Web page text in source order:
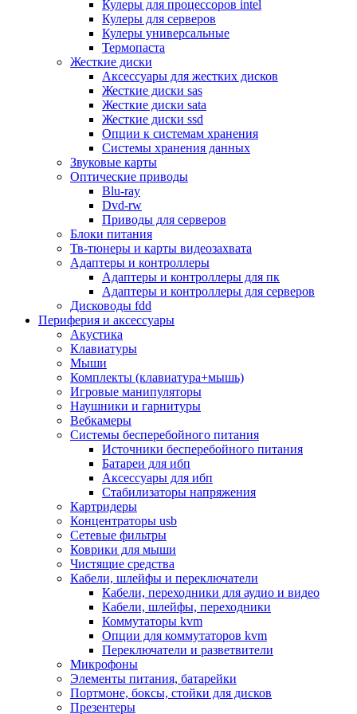
Микрофоны
Элементы питания, батарейки
Портмоне, боксы, стойки для дисков
Презентеры
Виртуальные очки
Аксессуары и опции для ноутбуков
Клавиатуры для ноутбуков
Сумки
Адаптеры и зарядные устройства
Подставки
Док станции, порт репликаторы
Батареи
Разное
Носители информации
Внешние жесткие диски
Карты памяти
Оптические носители
Blu-ray
Cd-r
Cd-rw
Dvd-r
Dvdrw
Серверы
Программное обеспечение
Операционные системы
Антивирусное по
Офисные приложения
Неттопы, тонкие клиенты, платформы nuc
Микрокомпьютеры
Опции для компьютеров
Бытовая техника
Кухонная техника
Блендеры, измельчители
Блинницы
Вакуумные упаковщики
Весы кухонные
Гриль
Дистилляторы
Йогуртницы
Кофеварки и кофемашины
Кофемолки
Кухонные комбайны
Ломтерезки
Микроволновые печи
Миксеры
Мини-печи
Мойки
Мультиварки
Кулеры для процессоров intel
Кулеры для серверов
Кулеры универсальные
Термопаста
Жесткие диски
Аксессуары для жестких дисков
Жесткие диски sas
Жесткие диски sata
Жесткие диски ssd
Опции к системам хранения
Системы хранения данных
Звуковые карты
Оптические приводы
Blu-ray
Dvd-rw
Приводы для серверов
Блоки питания
Тв-тюнеры и карты видеозахвата
Адаптеры и контроллеры
Адаптеры и контроллеры для пк
Адаптеры и контроллеры для серверов
Дисководы fdd
Периферия и аксессуары
Акустика
Клавиатуры
Мыши
Комплекты (клавиатура+мышь)
Игровые манипуляторы
Наушники и гарнитуры
Вебкамеры
Системы бесперебойного питания
Источники бесперебойного питания
Батареи для ибп
Аксессуары для ибп
Стабилизаторы напряжения
Картридеры
Концентраторы usb
Сетевые фильтры
Коврики для мыши
Чистящие средства
Кабели, шлейфы и переключатели
Кабели, переходники для аудио и видео
Кабели, шлейфы, переходники
Коммутаторы kvm
Опции для коммутаторов kvm
Переключатели и разветвители
Микрофоны
Элементы питания, батарейки
Портмоне, боксы, стойки для дисков
Презентеры